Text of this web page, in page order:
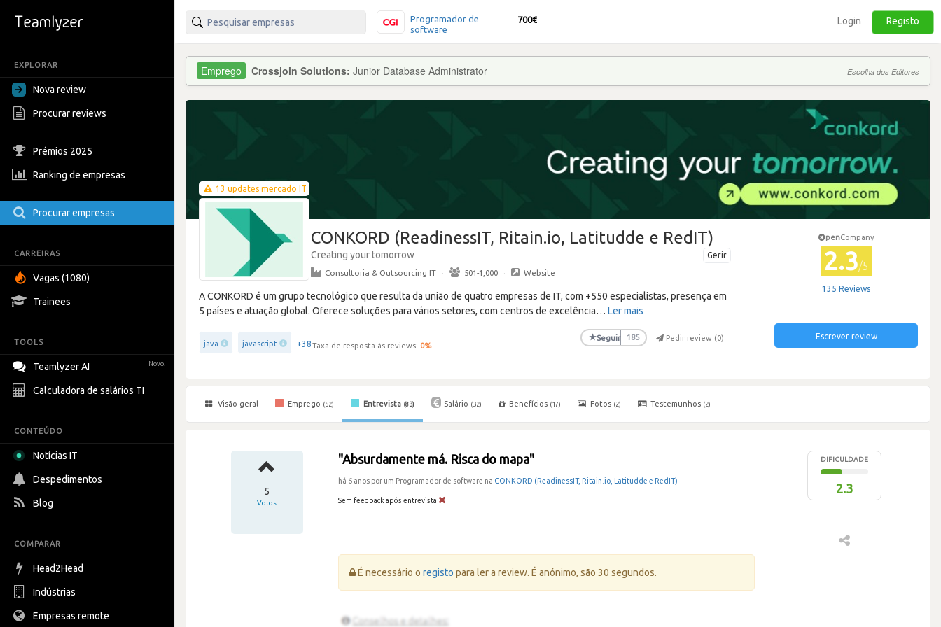
EXPLORAR
Nova review
Procurar reviews
Prémios 2025
Ranking de empresas
Procurar empresas
CARREIRAS
Vagas (1080)
Trainees
TOOLS
Teamlyzer AI Novo!
Calculadora de salários TI
CONTEÚDO
Notícias IT
Despedimentos
Blog
COMPARAR
Head2Head
Indústrias
Empresas remote
Programador de
software
700€ Login Registo
Crossjoin Solutions: Junior Database Administrator Escolha dos Editores
13 updates mercado IT
CONKORD (ReadinessIT, Ritain.io, Latitudde e RedIT)
Gerir
Creating your tomorrow
Consultoria & Outsourcing IT · 501-1,000 · Website
A CONKORD é um grupo tecnológico que resulta da união de quatro empresas de IT, com +550 especialistas, presença em
5 países e atuação global. Oferece soluções para vários setores, com centros de excelência… Ler mais
java javascript +38Taxa de resposta às reviews: 0%
★Seguir 185 Pedir review (0)
penCompany
2.3/5
135 Reviews
Escrever review
Visão geral Emprego (52) Entrevista (83) Salário (32) Benefícios (17) Fotos (2) Testemunhos (2)
5
Votos
"Absurdamente má. Risca do mapa"
há 6 anos por um Programador de software na CONKORD (ReadinessIT, Ritain.io, Latitudde e RedIT)
Sem feedback após entrevista
DIFICULDADE
2.3
Erro:
É necessário oregisto para ler a review. É anónimo, são 30 segundos.